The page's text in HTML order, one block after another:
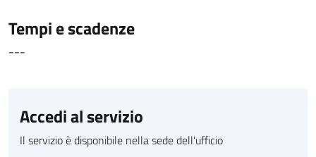
Tempi e scadenze
---
Accedi al servizio
Il servizio è disponibile nella sede dell'ufficio